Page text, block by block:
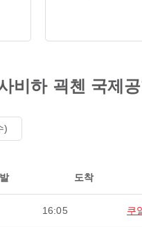
비하 괵첸 국제
)
도착
16:05 쿠